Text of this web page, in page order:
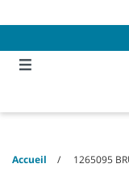
to
to
menu
Accueil 1265095